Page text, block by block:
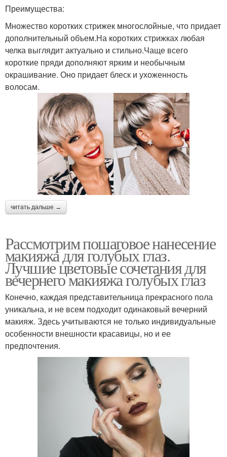
Преимущества:
Множество коротких стрижек многослойные, что придает
дополнительный объем.На коротких стрижках любая
челка выглядит актуально и стильно.Чаще всего
короткие пряди дополняют ярким и необычным
окрашивание. Оно придает блеск и ухоженность
волосам.
читать дальше →
Рассмотрим пошаговое нанесение
макияжа для голубых глаз.
Лучшие цветовые сочетания для
вечернего макияжа голубых глаз
Конечно, каждая представительница прекрасного пола
уникальна, и не всем подходит одинаковый вечерний
макияж. Здесь учитываются не только индивидуальные
особенности внешности красавицы, но и ее
предпочтения.